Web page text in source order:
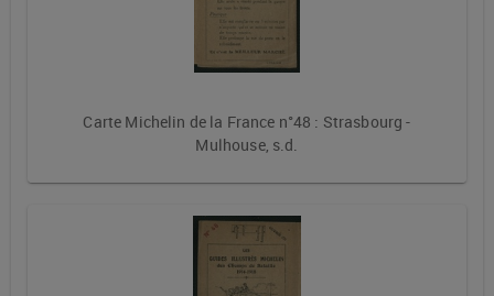
Carte Michelin de la France n°48 : Strasbourg -
Mulhouse, s.d.